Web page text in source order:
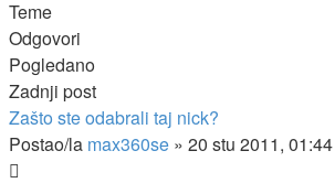
Teme
Odgovori
Pogledano
Zadnji post
Zašto ste odabrali taj nick?
Postao/la max360se » 20 stu 2011, 01:44